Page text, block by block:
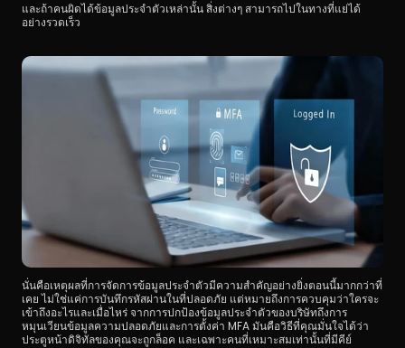
และถ้าคนผิดได้ข้อมูลประจำตัวเหล่านั้น สิ่งต่างๆ สามารถไปในทางที่แย่ได้
อย่างรวดเร็ว
นั่นคือเหตุผลที่การจัดการข้อมูลประจำตัวมีความสำคัญอย่างยิ่งตอนนี้มากกว่าที่
เคย ไม่ใช่แค่การบันทึกรหัสผ่านในที่ปลอดภัย แต่หมายถึงการควบคุมว่าใครจะ
เข้าถึงอะไรและเมื่อไหร่ จากการปกป้องข้อมูลประจำตัวของบริษัทถึงการ
หมุนเวียนข้อมูลความปลอดภัยและการตั้งค่า MFA มันคือวิธีที่คุณมั่นใจได้ว่า
ประตูหน้าดิจิทัลของคุณจะถูกล็อค และเฉพาะคนที่เหมาะสมเท่านั้นที่มีคีย์